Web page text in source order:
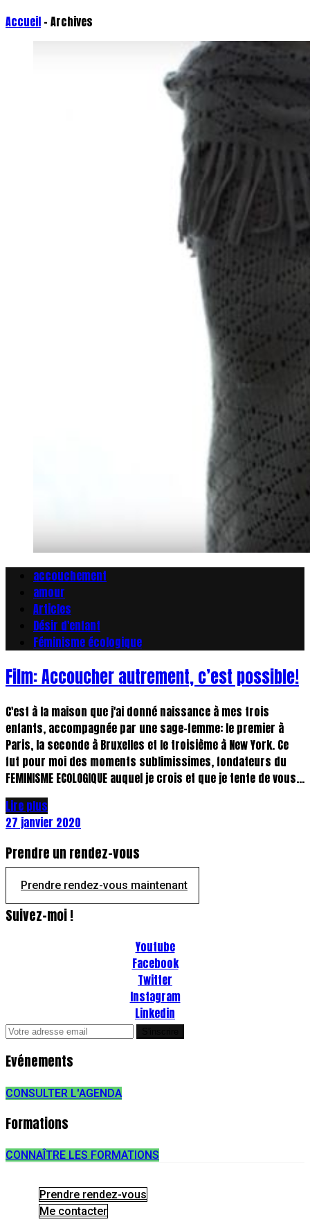
Accueil - Archives
accouchement
amour
Articles
Désir d'enfant
Féminisme écologique
Film: Accoucher autrement, c’est possible!
C'est à la maison que j'ai donné naissance à mes trois
enfants, accompagnée par une sage-femme: le premier à
Paris, la seconde à Bruxelles et le troisième à New York. Ce
fut pour moi des moments sublimissimes, fondateurs du
FEMINISME ECOLOGIQUE auquel je crois et que je tente de vous...
Lire plus
27 janvier 2020
Prendre un rendez-vous
Prendre rendez-vous maintenant
Suivez-moi !
Youtube
Facebook
Twitter
Instagram
Linkedin
Evénements
CONSULTER L'AGENDA
Formations
CONNAÎTRE LES FORMATIONS
Prendre rendez-vous
Me contacter